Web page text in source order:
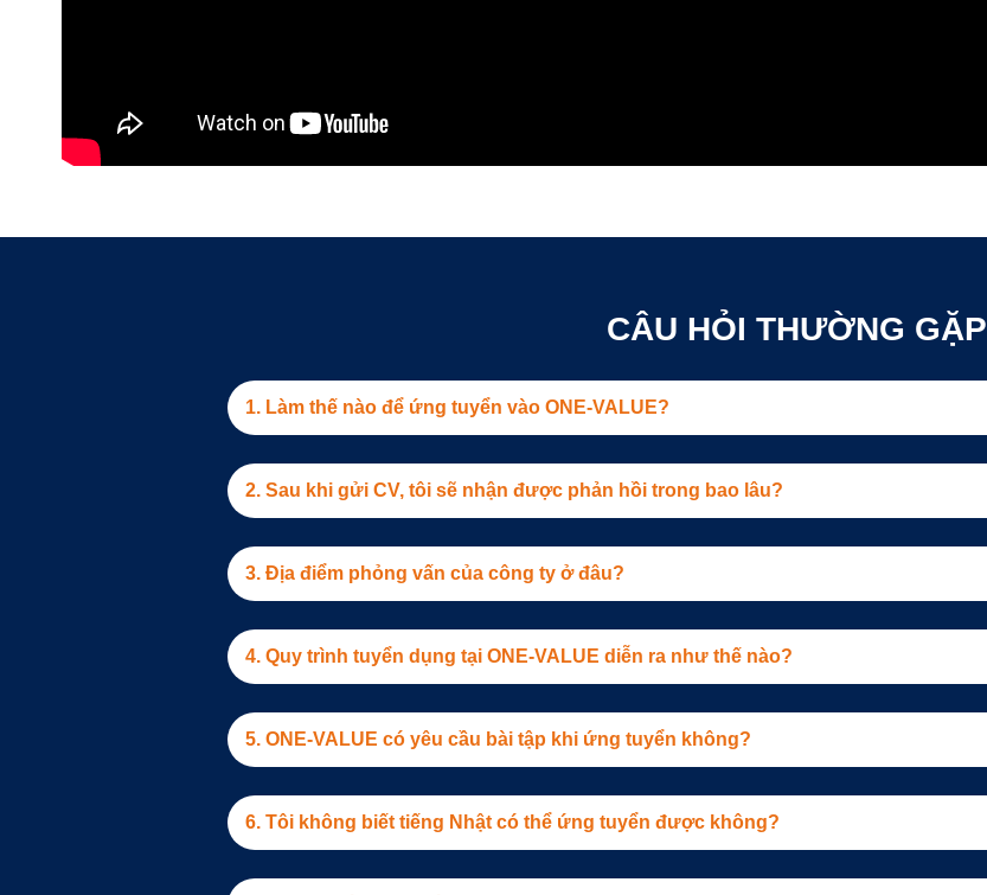
CÂU HỎI THƯỜNG GẶP
1. Làm thế nào để ứng tuyển vào ONE-VALUE?
2. Sau khi gửi CV, tôi sẽ nhận được phản hồi trong bao lâu?
3. Địa điểm phỏng vấn của công ty ở đâu?
4. Quy trình tuyển dụng tại ONE-VALUE diễn ra như thế nào?
5. ONE-VALUE có yêu cầu bài tập khi ứng tuyển không?
6. Tôi không biết tiếng Nhật có thể ứng tuyển được không?